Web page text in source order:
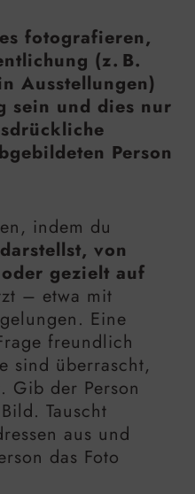
fotografieren,
(z. B.
Ausstellungen)
sein und dies nur
Person
indem du
von
gezielt auf
– etwa mit
Eine
freundlich
sind überrascht,
Gib der Person
Tauscht
aus und
das Foto